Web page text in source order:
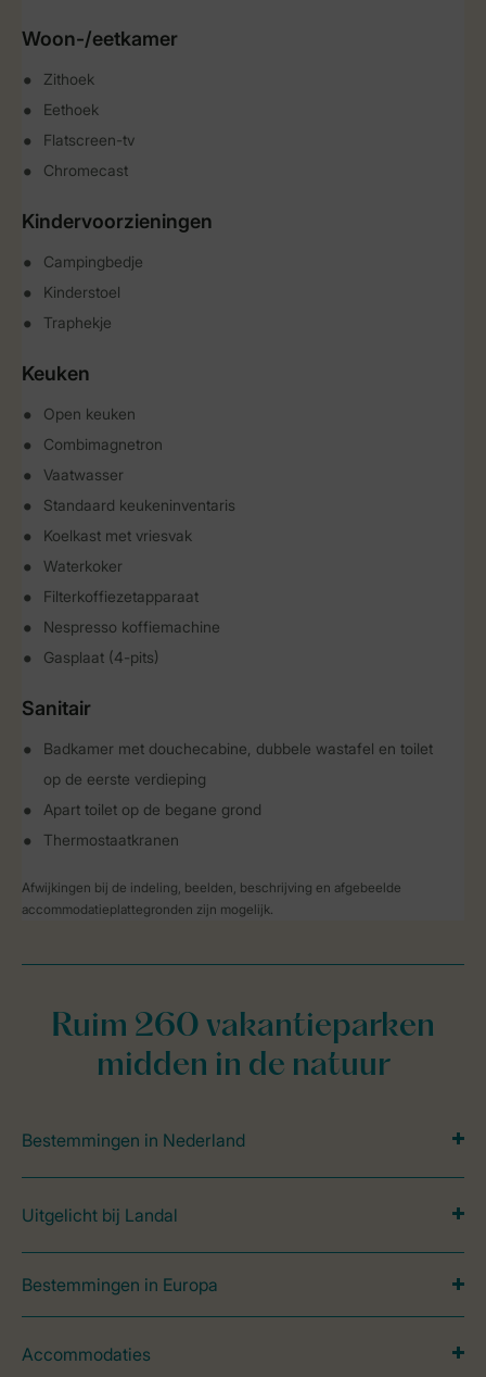
Woon-/eetkamer
Zithoek
Eethoek
Flatscreen-tv
Chromecast
Kindervoorzieningen
Campingbedje
Kinderstoel
Traphekje
Keuken
Open keuken
Combimagnetron
Vaatwasser
Standaard keukeninventaris
Koelkast met vriesvak
Waterkoker
Filterkoffiezetapparaat
Nespresso koffiemachine
Gasplaat (4-pits)
Sanitair
Badkamer met douchecabine, dubbele wastafel en toilet
op de eerste verdieping
Apart toilet op de begane grond
Thermostaatkranen
Afwijkingen bij de indeling, beelden, beschrijving en afgebeelde
accommodatieplattegronden zijn mogelijk.
Ruim 260 vakantieparken
midden in de natuur
Bestemmingen in Nederland
Uitgelicht bij Landal
Bestemmingen in Europa
Accommodaties